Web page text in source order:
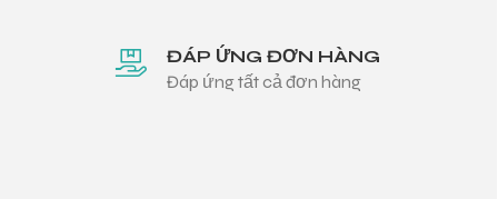
ĐÁP ỨNG ĐƠN HÀNG
Đáp ứng tất cả đơn hàng